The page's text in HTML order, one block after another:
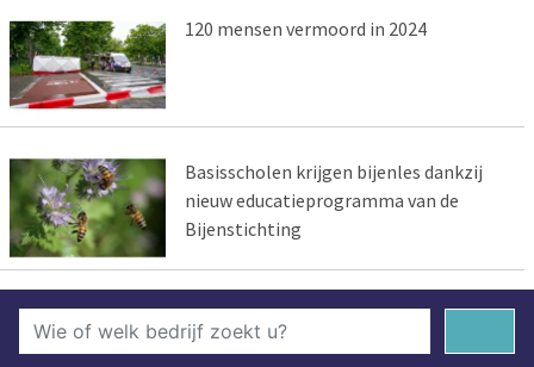
120 mensen vermoord in 2024
Basisscholen krijgen bijenles dankzij
nieuw educatieprogramma van de
Bijenstichting